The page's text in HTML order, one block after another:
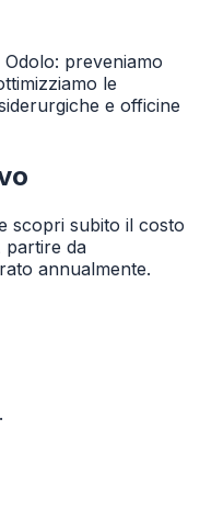
preveniamo
le
e officine
scopri subito il costo
partire da
annualmente.